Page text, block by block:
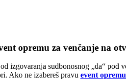
opremu za venčanje na
izgovaranja sudbonosnog „da“
Ako ne izabereš pravu event opremu